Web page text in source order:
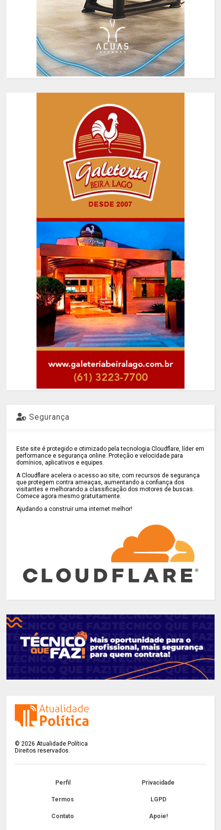
Segurança
Este site é protegido e otimizado pela tecnologia Cloudflare, líder em
performance e segurança online. Proteção e velocidade para
domínios, aplicativos e equipes.
A Cloudflare acelera o acesso ao site, com recursos de segurança
que protegem contra ameaças, aumentando a confiança dos
visitantes e melhorando a classificação dos motores de buscas.
Comece agora mesmo gratuitamente.
Ajudando a construir uma internet melhor!
©2026 Atualidade Política
Direitos reservados.
Perfil Privacidade
Termos LGPD
Contato Apoie!